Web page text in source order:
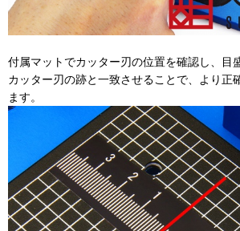
付属マットでカッター刃の位置を確認し、目
カッター刃の跡と一致させることで、より正
ます。